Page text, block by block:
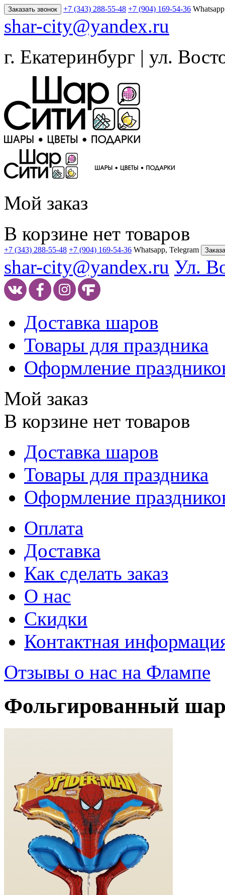
Заказать звонок +7 (343) 288-55-48 +7 (904) 169-54-36
shar-city@yandex.ru
г. Екатеринбург | ул.
Мой заказ
В корзине нет товаров
+7 (343) 288-55-48 +7 (904) 169-54-36 Whatsapp, Telegram
shar-city@yandex.ru Ул.
Доставка шаров
Товары для праздника
Оформление
Мой заказ
В корзине нет товаров
Доставка шаров
Товары для праздника
Оформление
Оплата
Доставка
Как сделать заказ
О нас
Скидки
Контактная
Отзывы о нас на Флампе
Фольгированный